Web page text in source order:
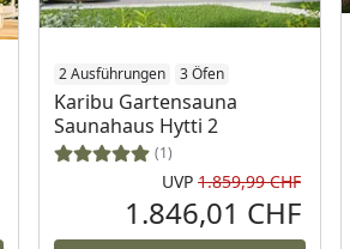
2 Ausführungen 3 Öfen
Karibu Gartensauna
Saunahaus Hytti 2
(1)
UVP 1.859,99 CHF
1.846,01 CHF